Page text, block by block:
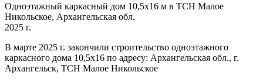
Одноэтажный каркасный дом 10,5х16 м в ТСН Малое
Никольское, Архангельская обл.
2025 г.
В марте 2025 г. закончили строительство одноэтажного
каркасного дома 10,5х16 по адресу: Архангельская обл., г.
Архангельск, ТСН Малое Никольское